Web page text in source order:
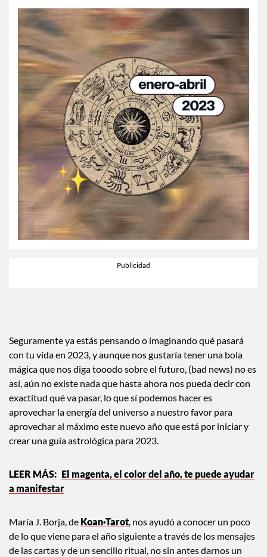
Seguramente ya estás pensando o imaginando qué pasará
con tu vida en 2023, y aunque nos gustaría tener una bola
mágica que nos diga tooodo sobre el futuro, (bad news) no es
así, aún no existe nada que hasta ahora nos pueda decir con
exactitud qué va pasar, lo que sí podemos hacer es
aprovechar la energía del universo a nuestro favor para
aprovechar al máximo este nuevo año que está por iniciar y
crear una guía astrológica para 2023.
El magenta, el color del año, te puede ayudar
a manifestar
María J. Borja, de Koan·Tarot, nos ayudó a conocer un poco
de lo que viene para el año siguiente a través de los mensajes
de las cartas y de un sencillo ritual, no sin antes darnos un